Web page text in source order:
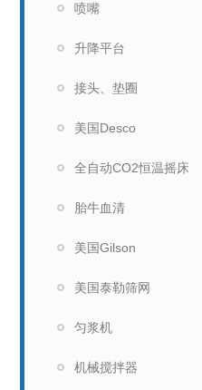
喷嘴
升降平台
接头、垫圈
美国Desco
全自动CO2恒温摇床
胎牛血清
美国Gilson
美国泰勒筛网
匀浆机
机械搅拌器